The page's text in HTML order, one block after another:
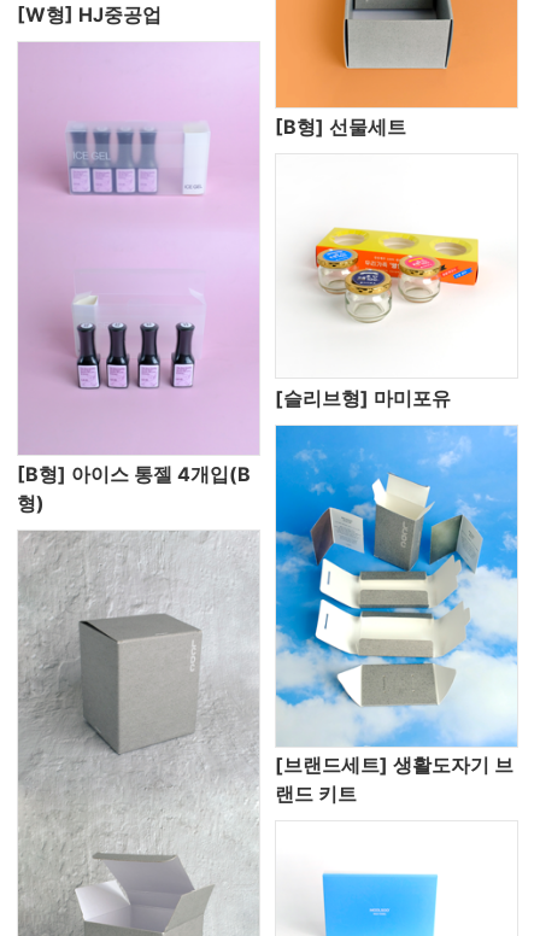
[W형] HJ중공업
[B형] 선물세트
[B형] 아이스 통젤 4개입(B
형)
[슬리브형] 마미포유
[브랜드세트] 생활도자기 브
랜드 키트